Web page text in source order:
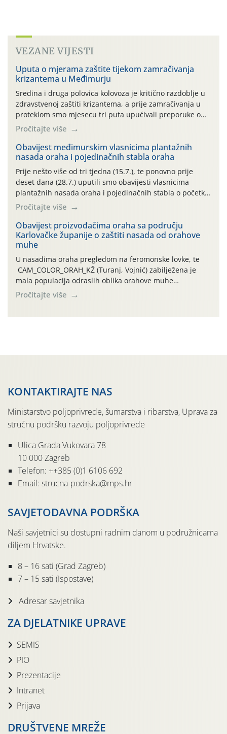
VEZANE VIJESTI
Uputa o mjerama zaštite tijekom zamračivanja
krizantema u Međimurju
Sredina i druga polovica kolovoza je kritično razdoblje u
zdravstvenoj zaštiti krizantema, a prije zamračivanja u
proteklom smo mjesecu tri puta upućivali preporuke o
preventivnim mjerama zaštite krizantema od najčešćih
uzročnika bolesti, štetnika i fito-fagnih grinja (23.7., 14.7.,
06.7.)! Na početku ovog mjeseca je zabilježeno je
povijesno i ekstremno vruće meteorološko razdoblje, uz
najviše temperature […]
Pročitajte više
Obavijest međimurskim vlasnicima plantažnih
nasada oraha i pojedinačnih stabla oraha
Prije nešto više od tri tjedna (15.7.), te ponovno prije
deset dana (28.7.) uputili smo obavijesti vlasnicima
plantažnih nasada oraha i pojedinačnih stabla o početku
leta i ovogodišnjoj potrebi usmjerenog suzbijanja
orahove muhe (Rhagoletis completa)! Već dvanaest dana
traje drugi ovogodišnji “toplinski udar”, koji naročito
izražen zadnja šest dana (31.7.-05.8.), jer najviše
temperature zraka svakodnevno […]
Pročitajte više
Obavijest proizvođačima oraha sa području
Karlovačke županije o zaštiti nasada od orahove
muhe
U nasadima oraha pregledom na feromonske lovke, te
CAM_COLOR_ORAH_KŽ (Turanj, Vojnić) zabilježena je
mala populacija odraslih oblika orahove muhe
(Rhagoletis completa). Niska brojnost može se objasniti
činjenicom da je riječ o mladim nasadima s vrlo malim
Pročitajte više
KONTAKTIRAJTE NAS
Ministarstvo poljoprivrede, šumarstva i ribarstva, Uprava za
stručnu podršku razvoju poljoprivrede
Ulica Grada Vukovara 78
10 000 Zagreb
Telefon: ++385 (0)1 6106 692
Email: strucna-podrska@mps.hr
SAVJETODAVNA PODRŠKA
Naši savjetnici su dostupni radnim danom u podružnicama
diljem Hrvatske.
8 – 16 sati (Grad Zagreb)
7 – 15 sati (Ispostave)
Adresar savjetnika
ZA DJELATNIKE UPRAVE
SEMIS
PIO
Prezentacije
Intranet
Prijava
DRUŠTVENE MREŽE